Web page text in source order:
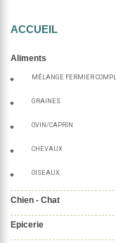
ACCUEIL
Aliments
MÉLANGE FERMIER
GRAINES
OVIN/CAPRIN
CHEVAUX
OISEAUX
Chien - Chat
Epicerie